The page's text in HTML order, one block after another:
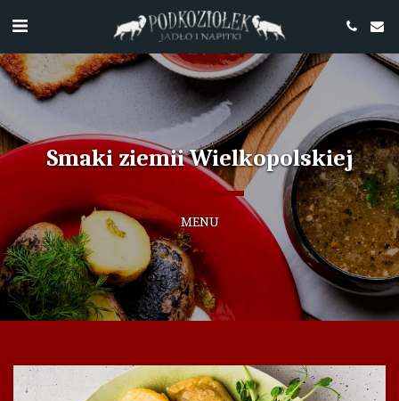
Smaki ziemii Wielkopolskiej
MENU